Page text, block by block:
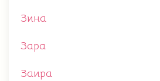
Зина
Зара
Заира